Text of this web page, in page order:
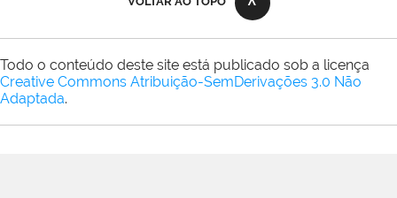
Todo o conteúdo deste site está publicado sob a licença
Creative Commons Atribuição-SemDerivações 3.0 Não
Adaptada.